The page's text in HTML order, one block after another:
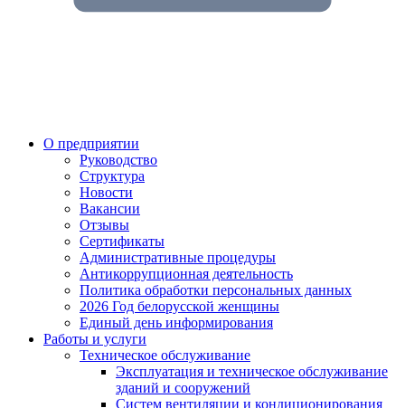
О предприятии
Руководство
Структура
Новости
Вакансии
Отзывы
Сертификаты
Административные процедуры
Антикоррупционная деятельность
Политика обработки персональных данных
2026 Год белорусской женщины
Единый день информирования
Работы и услуги
Техническое обслуживание
Эксплуатация и техническое обслуживание
зданий и сооружений
Систем вентиляции и кондиционирования